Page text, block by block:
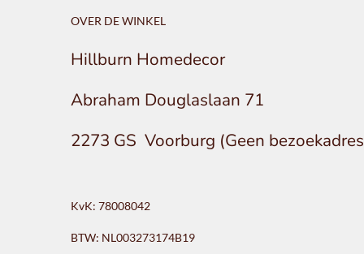
OVER DE WINKEL
Hillburn Homedecor
Abraham Douglaslaan 71
2273 GS Voorburg (Geen
KvK: 78008042
BTW: NL003273174B19